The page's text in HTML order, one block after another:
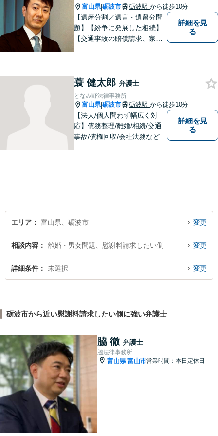
富山県|砺波市 砺波駅 から徒歩10分
【遺産分割／遺言・遺留分問
題】【紛争に発展した相続】
【交通事故の賠償請求、家族
交渉などの代理人活動を行い
ます。顧問契約先の法律相
談、個人の方の法律相談対応
も。
詳細を見
る
蓑 健太郎 弁護士
となみ野法律事務所
富山県|砺波市 砺波駅 から徒歩10分
【法人/個人問わず幅広く対
応】債務整理/離婚/相続/交通
事故/債権回収/会社法務など幅
詳細を見
る
エリア 富山県、砺波市 変更
相談内容 離婚・男女問題、慰謝料請求したい側 変更
詳細条件 未選択 変更
砺波市から近い慰謝料請求したい側に強い弁護士
脇 徹 弁護士
脇法律事務所
富山県|富山市営業時間：本日定休日